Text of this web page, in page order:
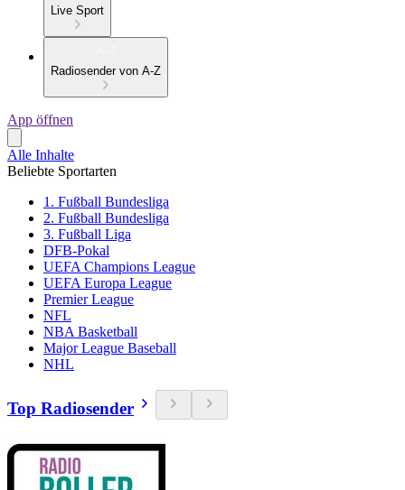
Live Sport
Radiosender von A-Z
App öffnen
Alle Inhalte
Beliebte Sportarten
1. Fußball Bundesliga
2. Fußball Bundesliga
3. Fußball Liga
DFB-Pokal
UEFA Champions League
UEFA Europa League
Premier League
NFL
NBA Basketball
Major League Baseball
NHL
Top Radiosender